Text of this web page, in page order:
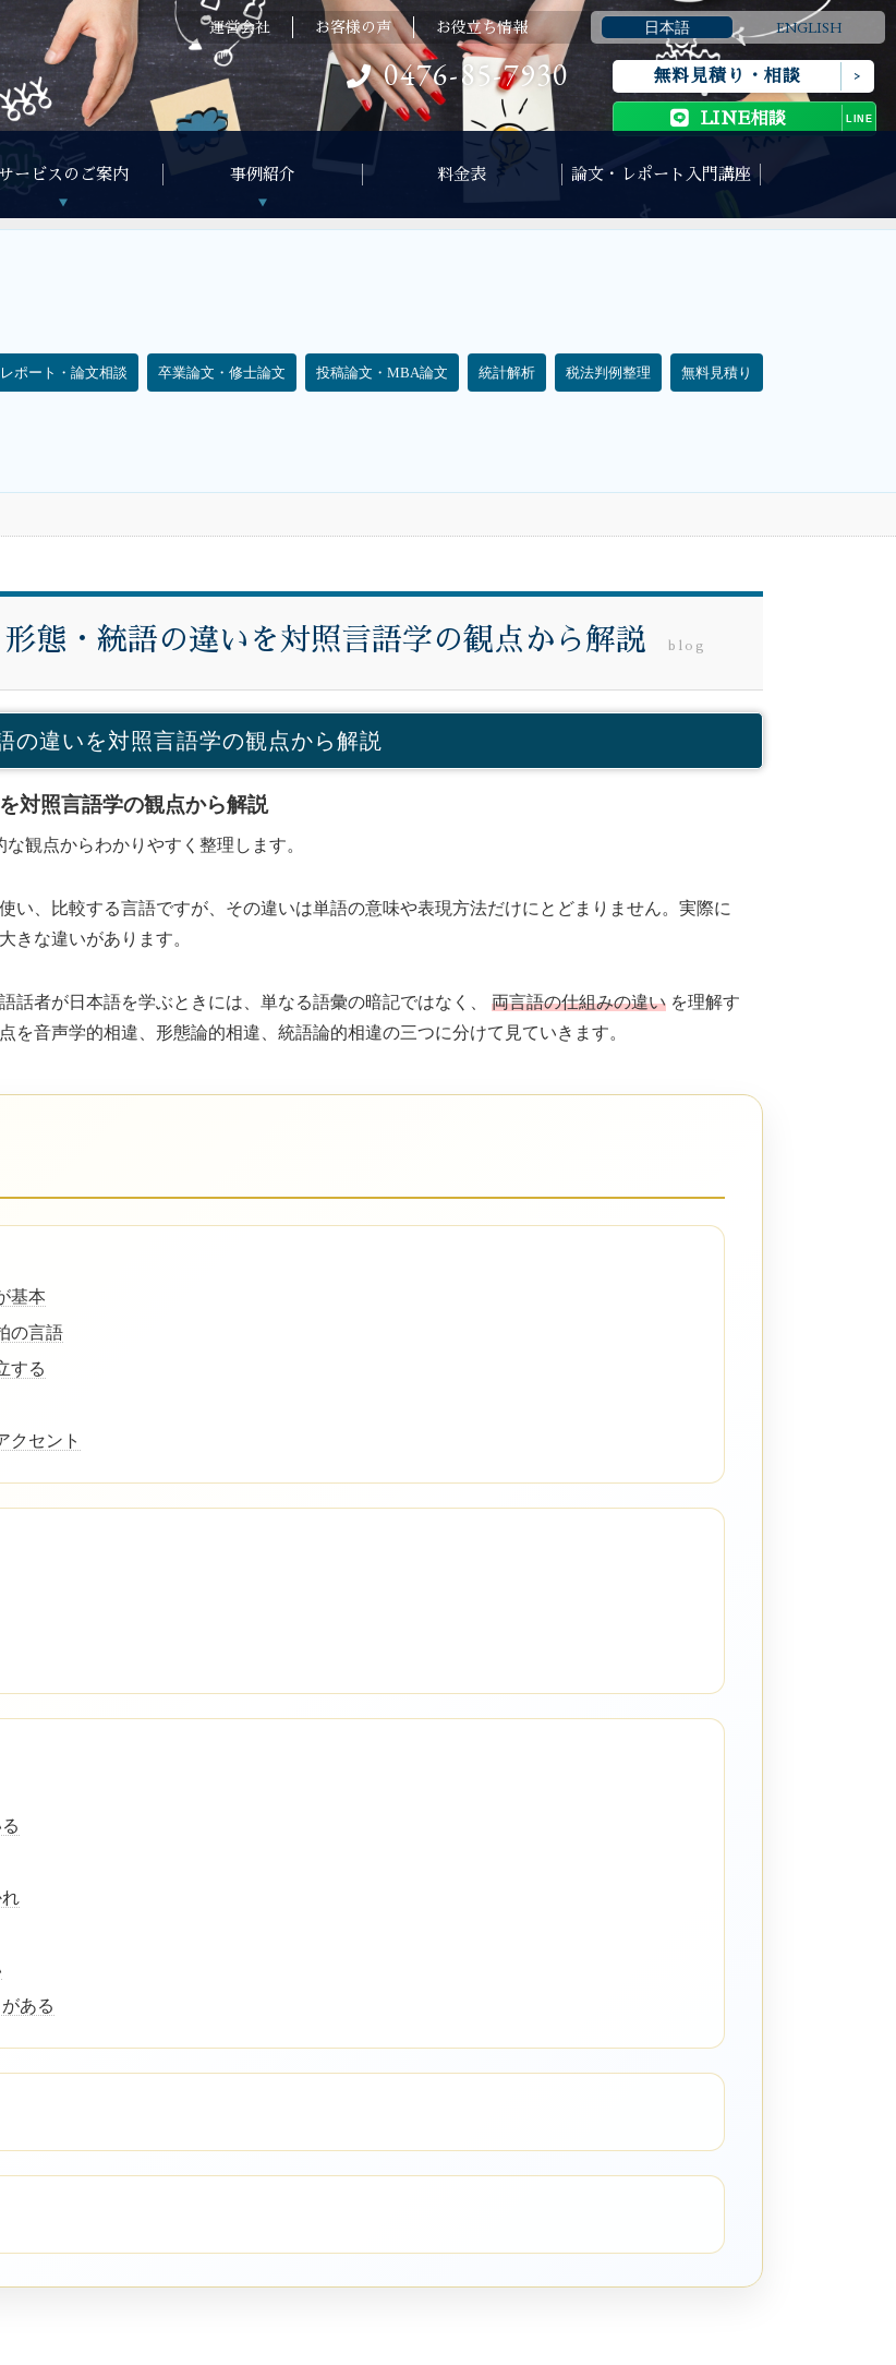
運営会社 お客様の声 お役立ち情報 日本語 ENGLISH
0476-85-7930 無料見積り・相談
LINE相談
サービスのご案内 事例紹介 料金表 論文・レポート入門講座
ポート・論文相談 卒業論文・修士論文 投稿論文・MBA論文 統計解析 税法判例整理 無料見積り
態・統語の違いを対照言語学の観点から解説 blog
の違いを対照言語学の観点から解説
対照言語学の観点から解説
観点からわかりやすく整理します。
い、比較する言語ですが、その違いは単語の意味や表現方法だけにとどまりません。実際に
きな違いがあります。
話者が日本語を学ぶときには、単なる語彙の暗記ではなく、 両言語の仕組みの違い を理解す
を音声学的相違、形態論的相違、統語論的相違の三つに分けて見ていきます。
基本
の言語
する
クセント
ある